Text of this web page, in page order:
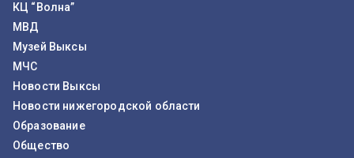
КЦ “Волна”
МВД
Музей Выксы
МЧС
Новости Выксы
Новости нижегородской области
Образование
Общество